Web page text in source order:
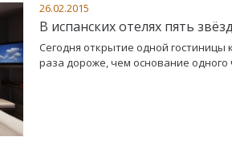
26.02.2015
В испанских отелях пять
Сегодня открытие одной гостиницы
раза дороже, чем основание одного